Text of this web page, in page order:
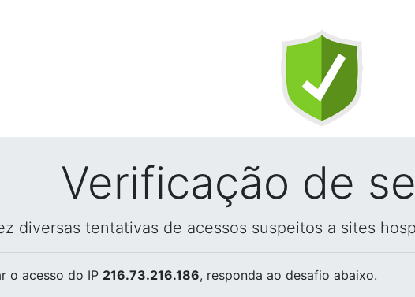
Verificação de
diversas tentativas de acessos suspeitos a sites
o acesso do IP 216.73.216.186, responda ao desafio abaixo.